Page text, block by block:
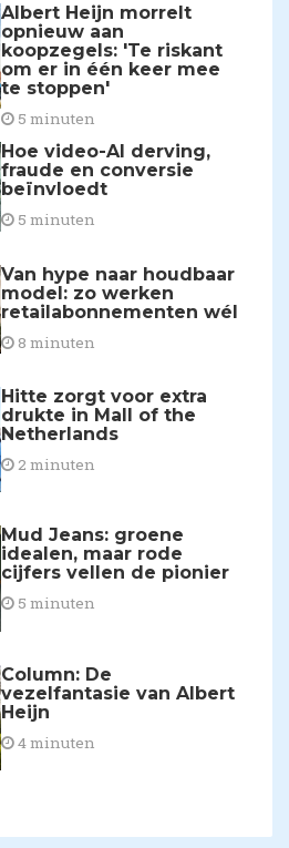
Albert Heijn morrelt
opnieuw aan
koopzegels: 'Te riskant
om er in één keer mee
te stoppen'
5 minuten
Hoe video-AI derving,
fraude en conversie
beïnvloedt
5 minuten
Van hype naar houdbaar
model: zo werken
retailabonnementen wél
8 minuten
Hitte zorgt voor extra
drukte in Mall of the
Netherlands
2 minuten
Mud Jeans: groene
idealen, maar rode
cijfers vellen de pionier
5 minuten
Column: De
vezelfantasie van Albert
Heijn
4 minuten